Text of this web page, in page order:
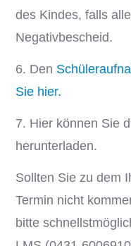
des Kindes, falls
Negativbescheid.
6. Den
Sie hier.
7. Hier können Sie
herunterladen.
Sollten Sie zu dem
Termin nicht
bitte